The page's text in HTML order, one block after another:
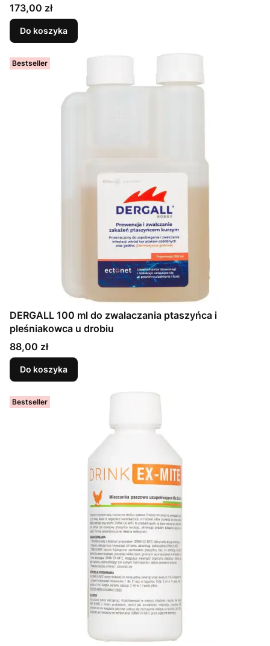
Cena
173,00 zł
Do koszyka
Bestseller
DERGALL 100 ml do zwalaczania ptaszyńca i
pleśniakowca u drobiu
Cena
88,00 zł
Do koszyka
Bestseller